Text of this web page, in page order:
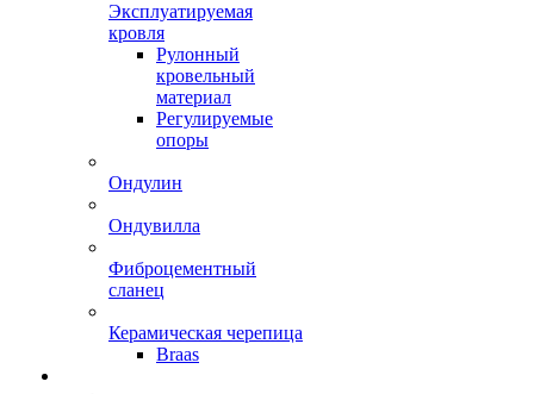
Эксплуатируемая
кровля
Рулонный
кровельный
материал
Регулируемые
опоры
Ондулин
Ондувилла
Фиброцементный
сланец
Керамическая черепица
Braas